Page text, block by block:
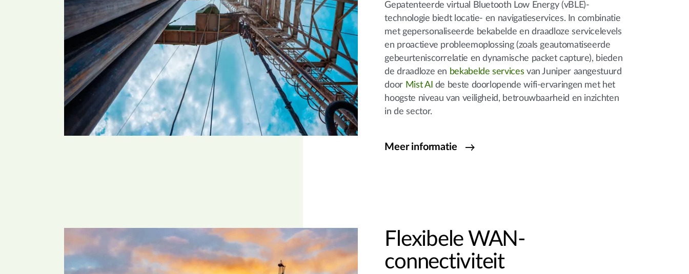
Gepatenteerde virtual Bluetooth Low Energy (vBLE)-
technologie biedt locatie- en navigatieservices. In combinatie
met gepersonaliseerde bekabelde en draadloze servicelevels
en proactieve probleemoplossing (zoals geautomatiseerde
gebeurteniscorrelatie en dynamische packet capture), bieden
de draadloze en bekabelde services van Juniper aangestuurd
door Mist AI de beste doorlopende wifi-ervaringen met het
hoogste niveau van veiligheid, betrouwbaarheid en inzichten
in de sector.
Meer informatie
Flexibele WAN-
connectiviteit